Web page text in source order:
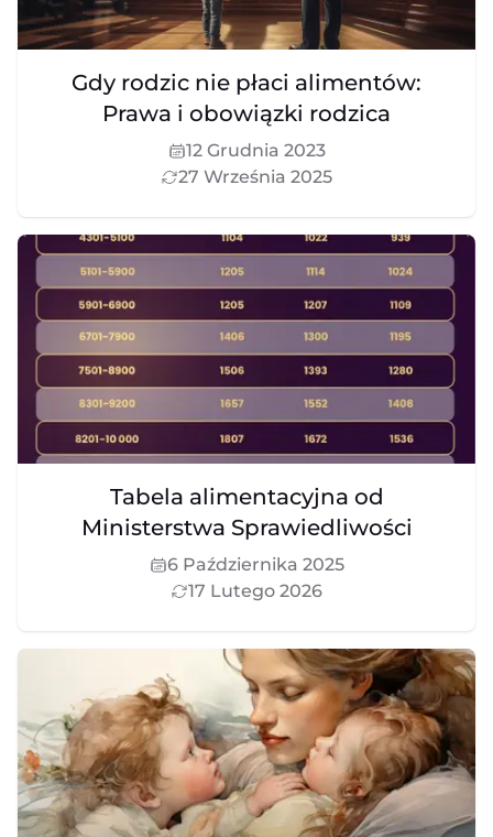
Gdy rodzic nie płaci alimentów:
Prawa i obowiązki rodzica
12 Grudnia 2023
27 Września 2025
Tabela alimentacyjna od
Ministerstwa Sprawiedliwości
6 Października 2025
17 Lutego 2026